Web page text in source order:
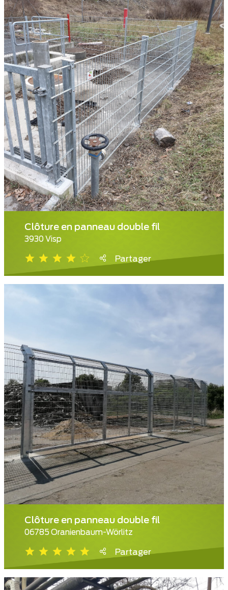
Clôture en panneau double fil
3930 Visp
Partager
Clôture en panneau double fil
06785 Oranienbaum-Wörlitz
Partager